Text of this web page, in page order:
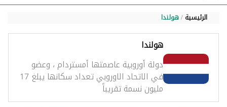
الرئيسية هولندا
هولندا
دولة أوروبية عاصمتها أمستردام ، وعضو
في الاتحاد الاوروبي تعداد سكانها يبلغ 17
مليون نسمة تقريباً